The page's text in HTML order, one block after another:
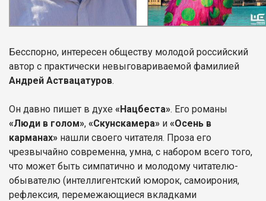
Бесспорно, интересен обществу молодой российский
автор с практически невыговариваемой фамилией
Андрей Аствацатуров.
Он давно пишет в духе «Нацбеста». Его романы
«Люди в голом», «Скунскамера» и «Осень в
карманах» нашли своего читателя. Проза его
чрезвычайно современна, умна, с набором всего того,
что может быть симпатично и молодому читателю-
обывателю (интеллигентский юморок, самоирония,
рефлексия, перемежающиеся вкладками